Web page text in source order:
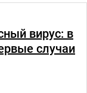
вирус: в
случаи